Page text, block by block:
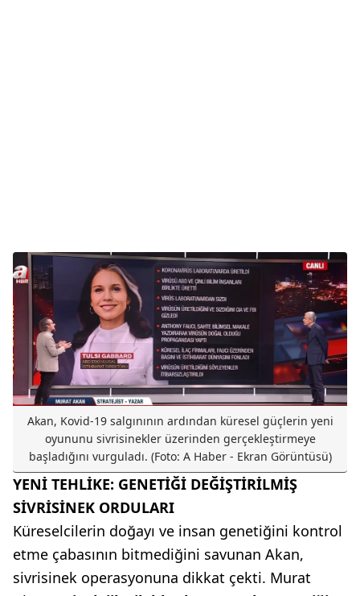
Akan, Kovid-19 salgınının ardından küresel güçlerin yeni
oyununu sivrisinekler üzerinden gerçekleştirmeye
başladığını vurguladı. (Foto: A Haber - Ekran Görüntüsü)
YENİ TEHLİKE: GENETİĞİ DEĞİŞTİRİLMİŞ
SİVRİSİNEK ORDULARI
Küreselcilerin doğayı ve insan genetiğini kontrol
etme çabasının bitmediğini savunan Akan,
sivrisinek operasyonuna dikkat çekti. Murat